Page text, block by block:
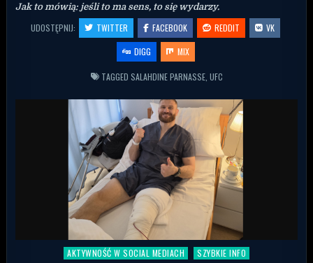
Jak to mówią: jeśli to ma sens, to się wydarzy.
UDOSTĘPNIJ: TWITTER FACEBOOK REDDIT
VK
DIGG
MIX
TAGGED SALAHDINE PARNASSE, UFC
Posted in
AKTYWNOŚĆ W SOCIAL MEDIACH SZYBKIE INFO